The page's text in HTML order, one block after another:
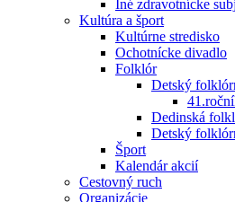
Iné zdravotnícke
Kultúra a šport
Kultúrne stredisko
Ochotnícke divadlo
Folklór
Detský
Dedinská
Detský
Šport
Kalendár akcií
Cestovný ruch
Organizácie